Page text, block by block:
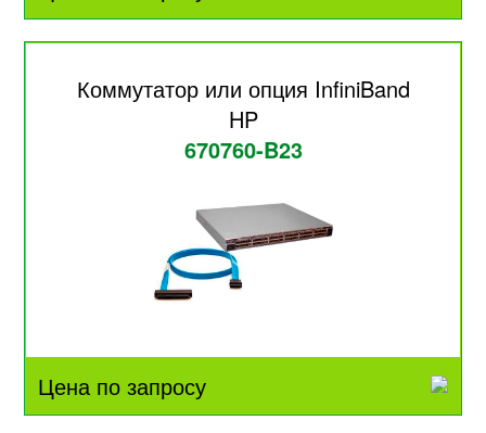
Коммутатор или опция InfiniBand
HP
670760-B23
Цена по запросу